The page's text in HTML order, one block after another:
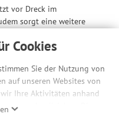
Cookies
Sie der Nutzung von
auf unseren Websites von
Ihre Aktivitäten anhand
nachvollziehen. Dies
vor Dreck im
sorgt eine weitere
des Radschutzes